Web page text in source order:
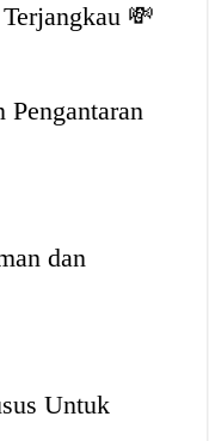
💸
Pengantaran
dan
Untuk